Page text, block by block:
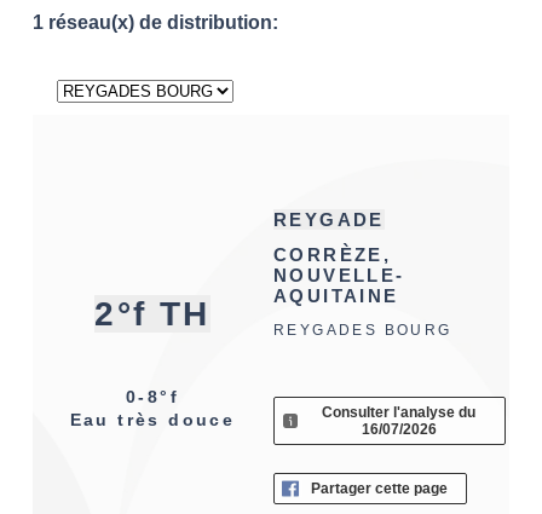
1 réseau(x) de distribution:
2°f TH
0-8°f
Eau très douce
REYGADE
CORRÈZE,
NOUVELLE-
AQUITAINE
REYGADES BOURG
Consulter l'analyse du
16/07/2026
Partager cette page